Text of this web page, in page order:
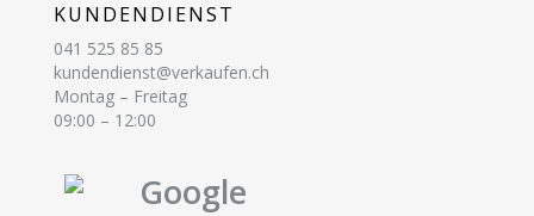
KUNDENDIENST
041 525 85 85
kundendienst@verkaufen.ch
Montag – Freitag
09:00 – 12:00
Google